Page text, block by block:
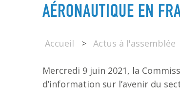
AÉRONAUTIQUE EN
Accueil > Actus à l'assemblée
Mercredi 9 juin 2021, la
d’information sur l’avenir du